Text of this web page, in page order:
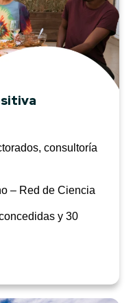
consultoría
– Red de Ciencia
y 30